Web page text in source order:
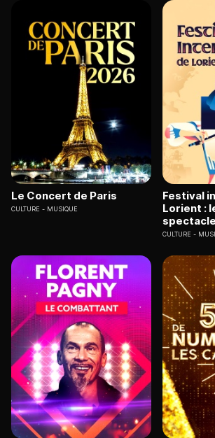
Le Concert de Paris
CULTURE MUSIQUE
Festival
Lorient :
spectacle
CULTURE